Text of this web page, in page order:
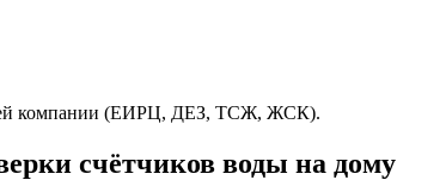
компании (ЕИРЦ, ДЕЗ, ТСЖ, ЖСК).
счётчиков воды на дому